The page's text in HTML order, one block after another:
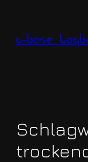
springen
c-base